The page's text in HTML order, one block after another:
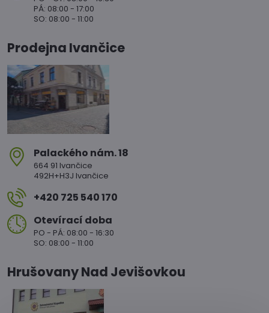
PÁ: 08:00 - 17:00
SO: 08:00 - 11:00
Prodejna Ivančice
Palackého nám​. 18
664 91 Ivančice
492H+H3J Ivančice
+420 725 540 170
Otevírací doba
PO - PÁ: 08:00 - 16:30
SO: 08:00 - 11:00
Hrušovany Nad Jevišovkou